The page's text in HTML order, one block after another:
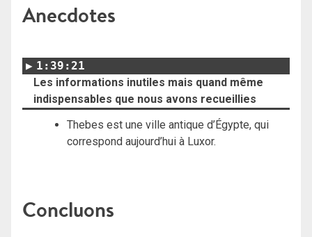
Anecdotes
1:39:21
Les informations inutiles mais quand même
indispensables que nous avons recueillies
Thebes est une ville antique d’Égypte, qui
correspond aujourd’hui à Luxor.
Concluons